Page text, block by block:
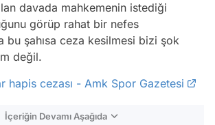
davada mahkemenin istediği
görüp rahat bir nefes
bu şahısa ceza kesilmesi bizi şok
değil.
hapis cezası - Amk Spor Gazetesi
İçeriğin Devamı Aşağıda